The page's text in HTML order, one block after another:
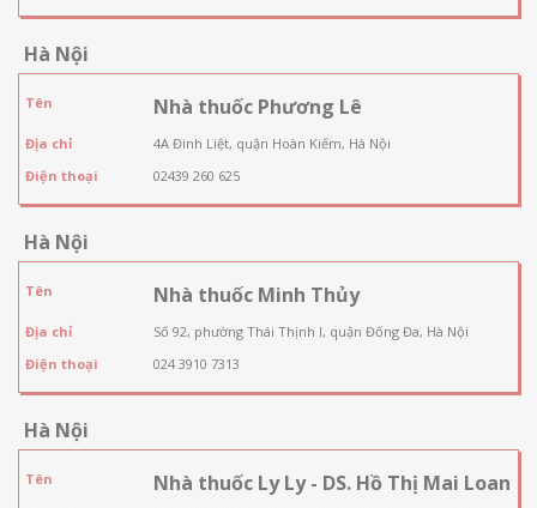
Hà Nội
Tên Nhà thuốc Phương Lê
Địa chỉ
4A Đinh Liệt, quận Hoàn Kiếm, Hà Nội
Điện thoại
02439 260 625
Hà Nội
Tên Nhà thuốc Minh Thủy
Địa chỉ
Số 92, phường Thái Thịnh I, quận Đống Đa, Hà Nội
Điện thoại
024 3910 7313
Hà Nội
Tên Nhà thuốc Ly Ly - DS. Hồ Thị Mai Loan